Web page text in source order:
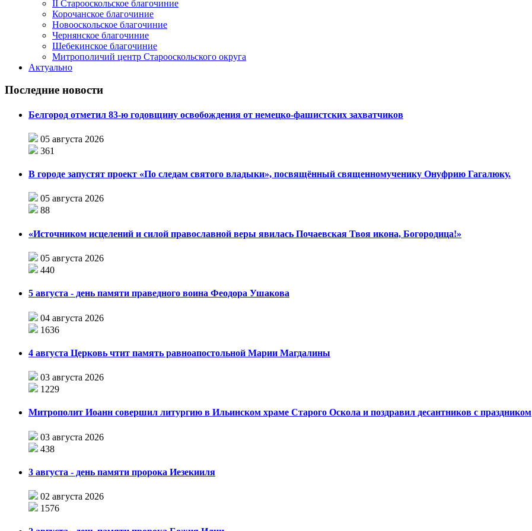
II Старооскольское благочиние
Корочанское благочиние
Новооскольское благочиние
Чернянское благочиние
Шебекинское благочиние
Митрополичий центр Старооскольского округа
Актуально
Последние новости
Белгород отметил 83-ю годовщину освобождения от немецко-фашистских захватчиков
05 августа 2026
361
В городе запустят проект «По следам святого владыки», посвящённый священномученику Онуфрию Гагалюку.
05 августа 2026
88
«Источником исцелений и силой православной веры явилась Почаевская Твоя икона, Богородица!»
05 августа 2026
440
5 августа - день памяти праведного воина Феодора Ушакова
04 августа 2026
1636
4 августа Церковь чтит память равноапостольной Марии Магдалины
03 августа 2026
1229
Митрополит Иоанн совершил литургию в Ильинском храме Старого Оскола и поздравил десантников с праздником
03 августа 2026
438
3 августа - день памяти пророка Иезекииля
02 августа 2026
1576